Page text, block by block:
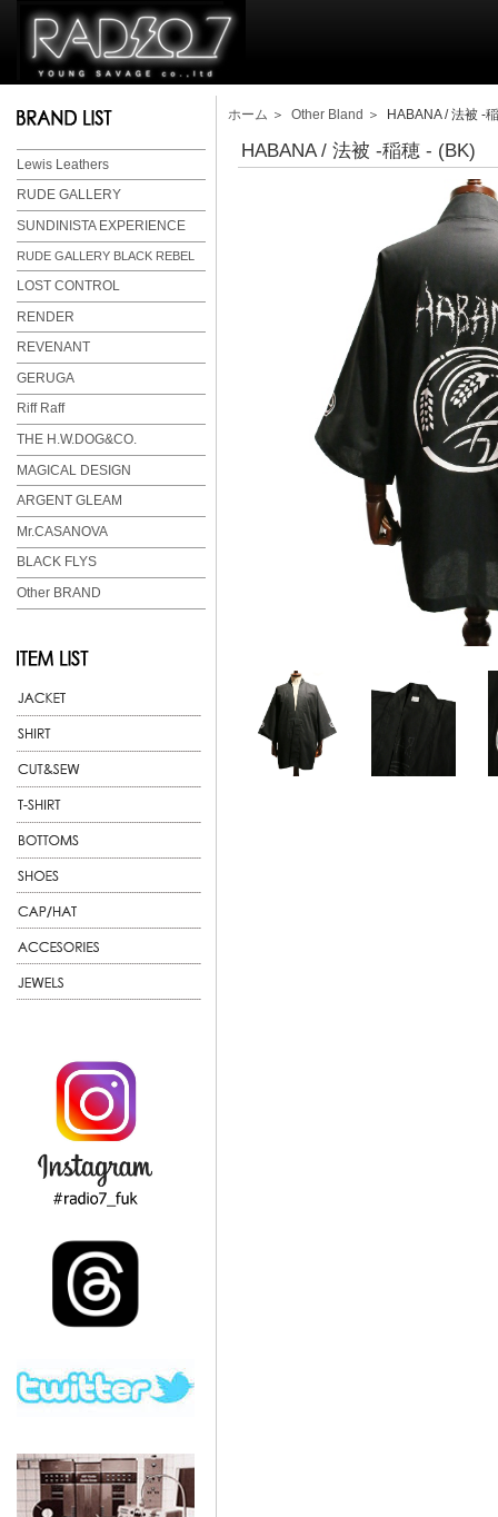
Lewis Leathers
RUDE GALLERY
SUNDINISTA EXPERIENCE
RUDE GALLERY BLACK REBEL
LOST CONTROL
RENDER
REVENANT
GERUGA
Riff Raff
THE H.W.DOG&CO.
MAGICAL DESIGN
ARGENT GLEAM
Mr.CASANOVA
BLACK FLYS
Other BRAND
ホーム ＞ Other Bland ＞ HABANA / 法被 -
HABANA / 法被 -稲穂 - (BK)